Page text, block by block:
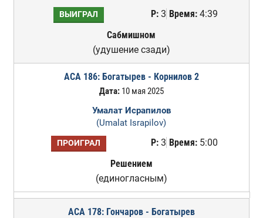
ВЫИГРАЛ Р:3 Время:4:39
Сабмишном
(удушение сзади)
ACA 186: Богатырев - Корнилов 2
Дата:10 мая 2025
Умалат Исрапилов
(Umalat Israpilov)
ПРОИГРАЛ Р:3 Время:5:00
Решением
(единогласным)
ACA 178: Гончаров - Богатырев